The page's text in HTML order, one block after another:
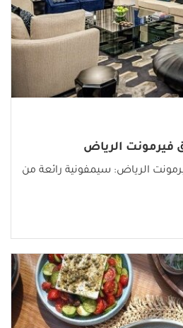
فيرمونت الرياض
الرياض: سيمفونية رائعة من